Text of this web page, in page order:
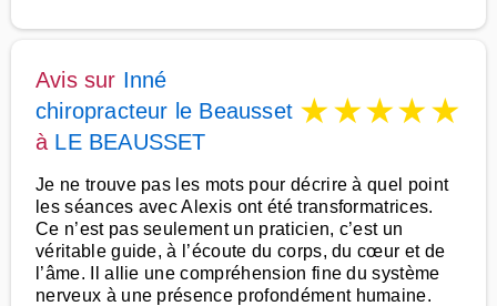
Avis sur Inné
chiropracteur le Beausset
à LE BEAUSSET
★★★★★
Je ne trouve pas les mots pour décrire à quel point
les séances avec Alexis ont été transformatrices.
Ce n’est pas seulement un praticien, c’est un
véritable guide, à l’écoute du corps, du cœur et de
l’âme. Il allie une compréhension fine du système
nerveux à une présence profondément humaine.